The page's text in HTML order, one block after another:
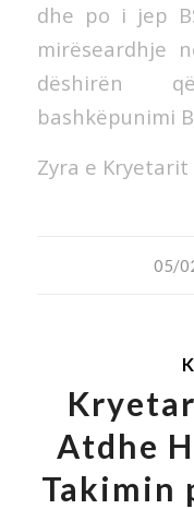
dhe po i jep
mirëseardhje
dëshirën
bashkëpunimi
Zyra e Kryetarit
05/ /
Atdhe
Takimin